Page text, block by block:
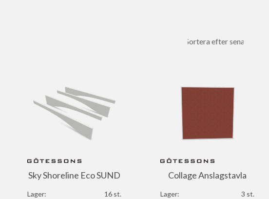
Sky Shoreline Eco SUND
Lager: 16 st.
Collage Anslagstavla
Lager:
3 st.